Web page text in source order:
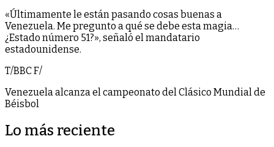
«Últimamente le están pasando cosas buenas a
Venezuela. Me pregunto a qué se debe esta magia…
¿Estado número 51?», señaló el mandatario
estadounidense.
T/BBC F/
Venezuela alcanza el campeonato del Clásico Mundial de
Béisbol
Lo más reciente